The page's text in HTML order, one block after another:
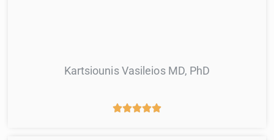
Kartsiounis Vasileios MD, PhD
